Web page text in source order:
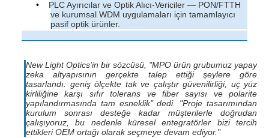
•
PLC Ayırıcılar ve Optik Alıcı-Vericiler — PON/FTTH
ve kurumsal WDM uygulamaları için tamamlayıcı
pasif optik ürünler.
New Light Optics'in bir sözcüsü, "MPO ürün grubumuz yapay
zeka altyapısının gerçekte talep ettiği şeylere göre
tasarlandı: geniş ölçekte tak ve çalıştır güvenilirliği, uç yüz
kirliliğine karşı sıfır tolerans ve fiber sayısı ve polarite
yapılandırmasında tam esneklik" dedi. "Proje tasarımından
kurulum sonrası desteğe kadar müşterilerle doğrudan
çalışıyoruz, bu nedenle küresel entegratörler bizi tercih
ettikleri OEM ortağı olarak seçmeye devam ediyor."